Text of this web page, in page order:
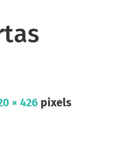
× 426 pixels